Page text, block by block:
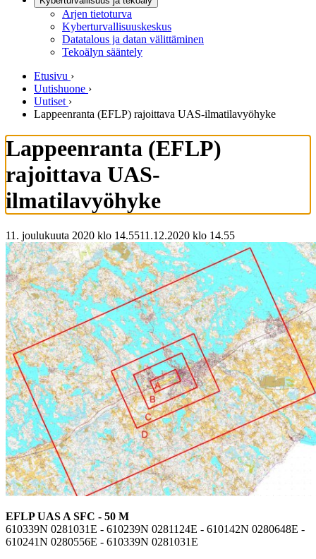
Arjen tietoturva
Kyberturvallisuuskeskus
Datatalous ja datan välittäminen
Tekoälyn sääntely
Etusivu ›
Uutishuone ›
Uutiset ›
Lappeenranta (EFLP) rajoittava UAS-ilmatilavyöhyke
Lappeenranta (EFLP)
rajoittava UAS-
ilmatilavyöhyke
11. joulukuuta 2020 klo 14.5511.12.2020 klo 14.55
EFLP UAS A SFC - 50 M
610339N 0281031E - 610239N 0281124E - 610142N 0280648E -
610241N 0280556E - 610339N 0281031E